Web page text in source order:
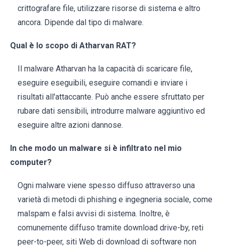
crittografare file, utilizzare risorse di sistema e altro
ancora. Dipende dal tipo di malware.
Qual è lo scopo di Atharvan RAT?
Il malware Atharvan ha la capacità di scaricare file,
eseguire eseguibili, eseguire comandi e inviare i
risultati all'attaccante. Può anche essere sfruttato per
rubare dati sensibili, introdurre malware aggiuntivo ed
eseguire altre azioni dannose.
In che modo un malware si è infiltrato nel mio
computer?
Ogni malware viene spesso diffuso attraverso una
varietà di metodi di phishing e ingegneria sociale, come
malspam e falsi avvisi di sistema. Inoltre, è
comunemente diffuso tramite download drive-by, reti
peer-to-peer, siti Web di download di software non